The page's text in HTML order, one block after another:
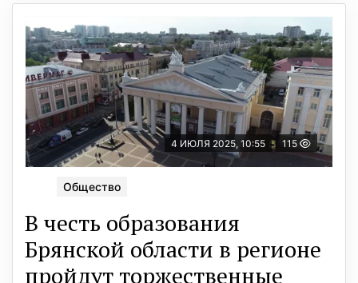
4 ИЮЛЯ 2025, 10:55 115
Общество
В честь образования
Брянской области в регионе
пройдут торжественные